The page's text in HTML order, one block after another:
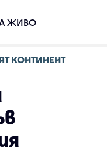
ЖИВО
КОНТИНЕНТ